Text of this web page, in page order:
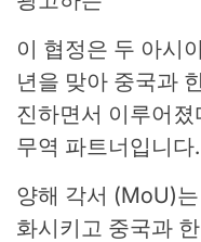
이 협정은 두 아시
년을 맞아 중국과
진하면서 이루어
무역 파트너입니다.
양해 각서 (MoU)
화시키고 중국과